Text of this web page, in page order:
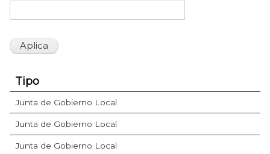
Tipo
Junta de Gobierno Local
Junta de Gobierno Local
Junta de Gobierno Local